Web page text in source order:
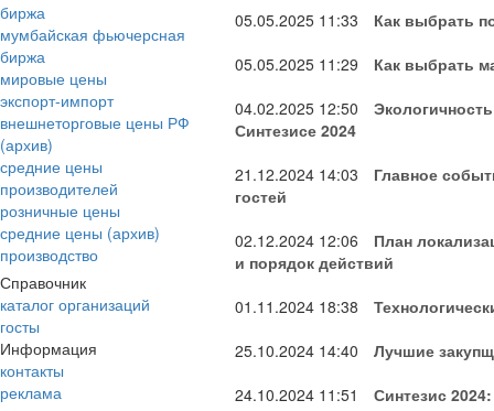
биржа
мумбайская фьючерсная
биржа
мировые цены
экспорт-импорт
внешнеторговые цены РФ
(архив)
средние цены
производителей
розничные цены
средние цены (архив)
производство
Справочник
каталог организаций
госты
Информация
контакты
реклама
05.05.2025 11:33
Как выбрать
05.05.2025 11:29
Как выбрать
04.02.2025 12:50
Синтезисе 2024
21.12.2024 14:03
Главное
гостей
02.12.2024 12:06
План
и порядок действий
01.11.2024 18:38
25.10.2024 14:40
Лучшие
24.10.2024 11:51
Синтезис